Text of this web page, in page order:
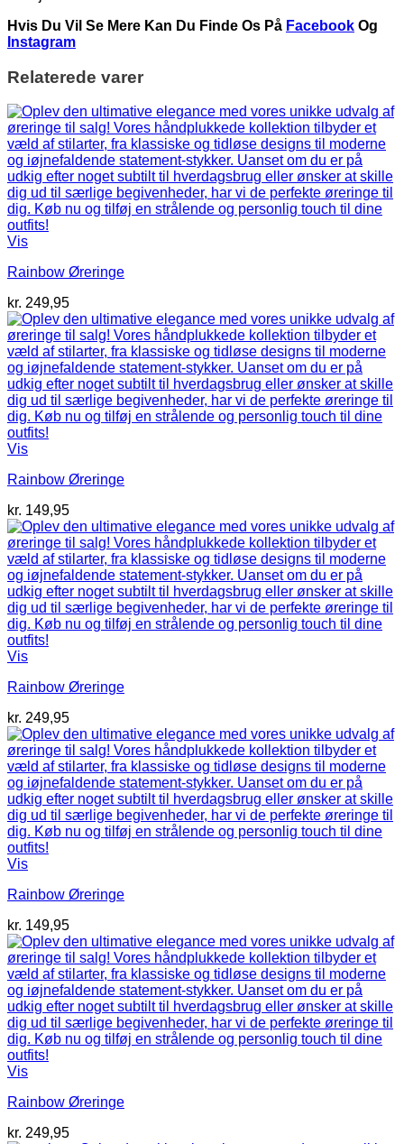
Hvis Du Vil Se Mere Kan Du Finde Os På Facebook Og
Instagram
Relaterede varer
Vis
Rainbow Øreringe
kr. 249,95
Vis
Rainbow Øreringe
kr. 149,95
Vis
Rainbow Øreringe
kr. 249,95
Vis
Rainbow Øreringe
kr. 149,95
Vis
Rainbow Øreringe
kr. 249,95